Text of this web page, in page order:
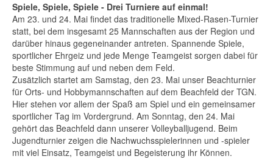
Spiele, Spiele, Spiele - Drei Turniere auf einmal!
Am 23. und 24. Mai findet das traditionelle Mixed-Rasen-Turnier
statt, bei dem insgesamt 25 Mannschaften aus der Region und
darüber hinaus gegeneinander antreten. Spannende Spiele,
sportlicher Ehrgeiz und jede Menge Teamgeist sorgen dabei für
beste Stimmung auf und neben dem Feld.
Zusätzlich startet am Samstag, den 23. Mai unser Beachturnier
für Orts- und Hobbymannschaften auf dem Beachfeld der TGN.
Hier stehen vor allem der Spaß am Spiel und ein gemeinsamer
sportlicher Tag im Vordergrund. Am Sonntag, den 24. Mai
gehört das Beachfeld dann unserer Volleyballjugend. Beim
Jugendturnier zeigen die Nachwuchsspielerinnen und -spieler
mit viel Einsatz, Teamgeist und Begeisterung ihr Können.